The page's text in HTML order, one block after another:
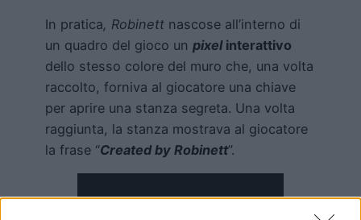
In pratica, Robinett nascose all’interno di
un quadro del gioco un pixel interattivo
dello stesso colore del muro che, una volta
raccolto, forniva al giocatore una chiave
per aprire una stanza segreta. Una volta
raggiunta, la stanza mostrava al giocatore
la frase “Created by Robinett”.